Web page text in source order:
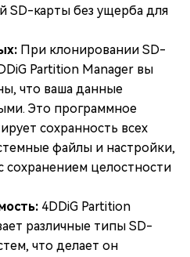
SD-карты без ущерба для
При клонировании SD-
Partition Manager вы
что ваша данные
Это программное
сохранность всех
файлы и настройки,
сохранением целостности
4DDiG Partition
различные типы SD-
что делает он